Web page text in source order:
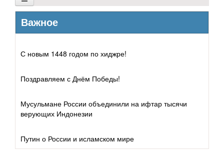
Пророк Мухаммад
Учёные
Правители
Важное
С новым 1448 годом по хиджре!
Поздравляем с Днём Победы!
Мусульмане России объединили на ифтар тысячи
верующих Индонезии
Путин о России и исламском мире